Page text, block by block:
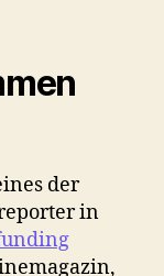
der
in